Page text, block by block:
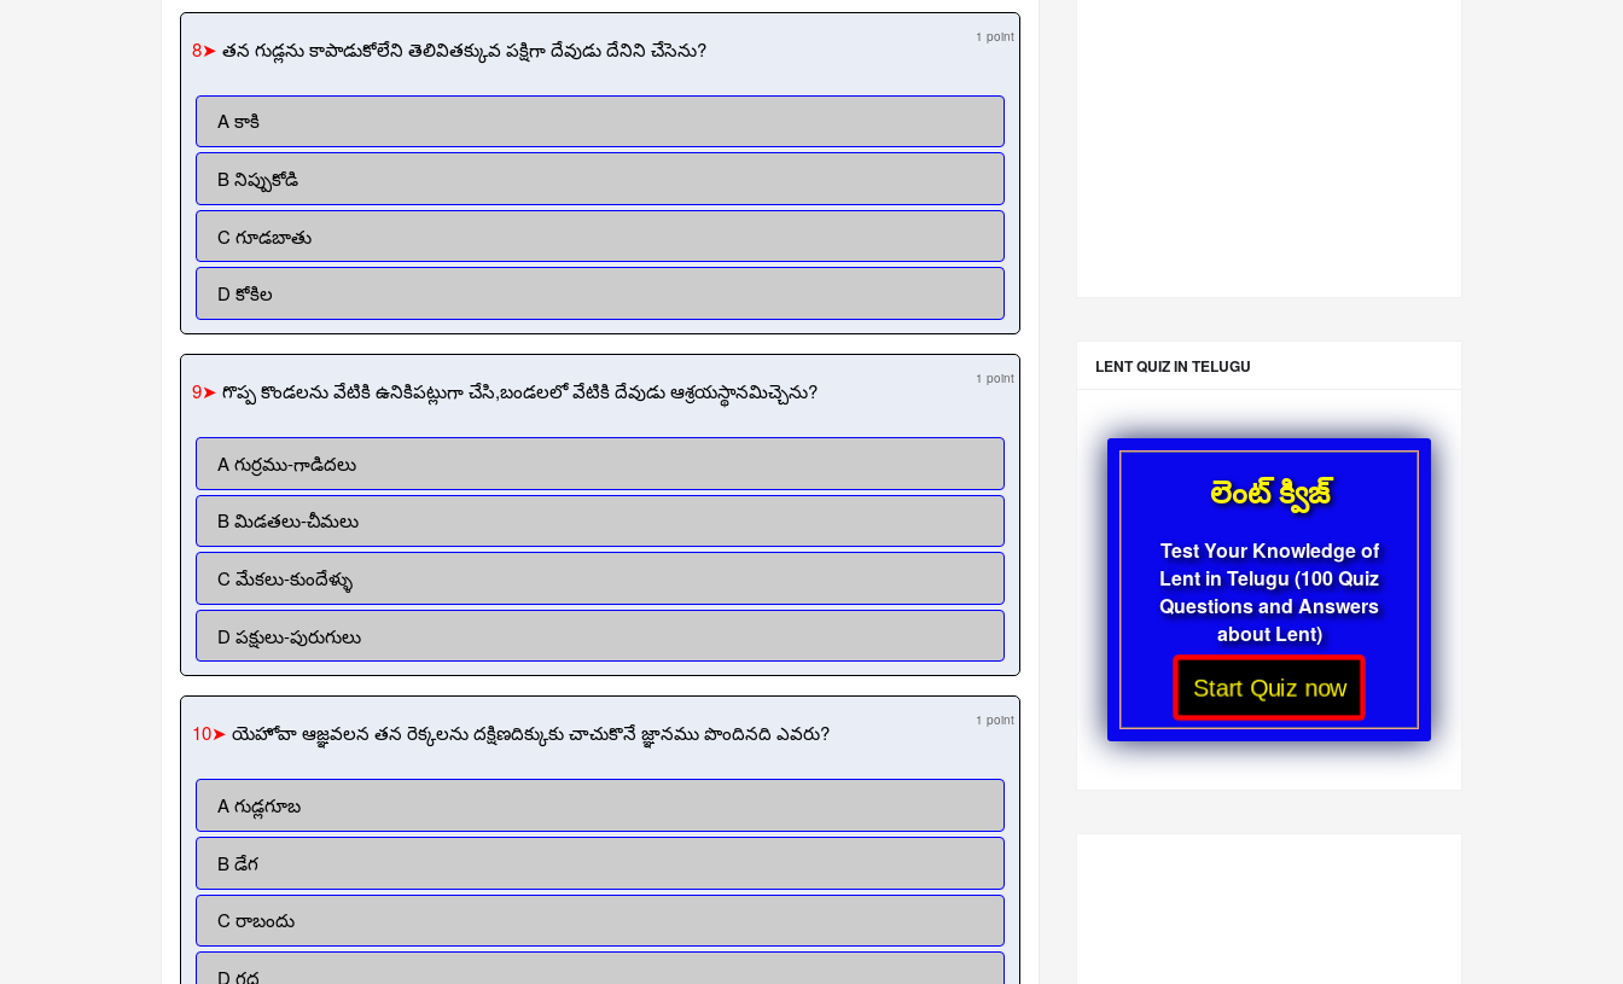
8➤ తన గుడ్లను కాపాడుకోలేని తెలివితక్కువ పక్షిగా దేవుడు దేనిని చేసెను? 1 point
A కాకి
B నిప్పుకోడి
C గూడబాతు
D కోకిల
9➤ గొప్ప కొండలను వేటికి ఉనికిపట్లుగా చేసి,బండలలో వేటికి దేవుడు ఆశ్రయస్థానమిచ్చెను? 1 point
A గుర్రము-గాడిదలు
B మిడతలు-చీమలు
C మేకలు-కుందేళ్ళు
D పక్షులు-పురుగులు
10➤ యెహోవా ఆజ్ఞవలన తన రెక్కలను దక్షిణదిక్కుకు చాచుకొనే జ్ఞానము పొందినది ఎవరు? 1 point
A గుడ్లగూబ
B డేగ
C రాబందు
D గద్ద
LENT QUIZ IN TELUGU
లెంట్ క్విజ్
Test Your Knowledge of
Lent in Telugu (100 Quiz
Questions and Answers
about Lent)
Start Quiz now